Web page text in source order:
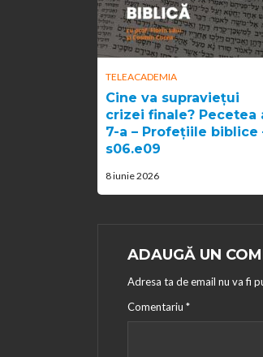
TELEACADEMIA
Cine va supraviețui
crizei finale? Pecetea
7-a – Profețiile biblice
s06.e09
8 iunie 2026
ADAUGĂ UN
Adresa ta de email nu va fi
Comentariu *